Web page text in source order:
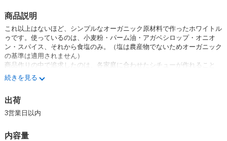
商品説明
これ以上はないほど、シンプルなオーガニック原材料で作ったホワイトル
ゥです。使っているのは、小麦粉・パーム油・アガベシロップ・オニオ
ン・スパイス、それから食塩のみ。（塩は農産物でないためオーガニック
の基準は適用されません）
商品作りの中で追求したのは、各家庭に合わせたシチューが作れること
と、シンプルで優しい味にすることです。長年スパイスが主役のカレーを
製造してきた私たちにとって当初は勝手の違いに戸惑いもありましたが、
牛乳や豆乳などを加えて、皆さんのお家のやさしいシチューを作ってくだ
さい。
続きを見る
出荷
3営業日以内
内容量